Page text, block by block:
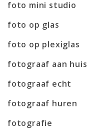
foto mini studio
foto op glas
foto op plexiglas
fotograaf aan huis
fotograaf echt
fotograaf huren
fotografie